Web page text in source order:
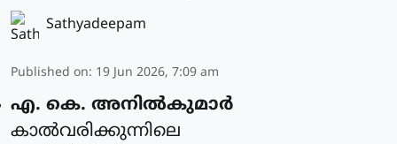
Sathyadeepam
Published on: 19 Jun 2026, 7:09 am
എ. കെ. അനിൽകുമാർ
കാൽവരിക്കുന്നിലെ